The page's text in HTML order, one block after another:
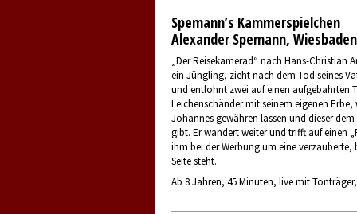
Spemann’s Kammerspielchen
Alexander Spemann, Wiesbaden
„Der Reisekamerad“ nach Hans-Christian
ein Jüngling, zieht nach dem Tod seines
und entlohnt zwei auf einen aufgebahrten
Leichenschänder mit seinem eigenen
Johannes gewähren lassen und dieser
gibt. Er wandert weiter und trifft auf einen
ihm bei der Werbung um eine verzauberte,
Seite steht.
Ab 8 Jahren, 45 Minuten, live mit